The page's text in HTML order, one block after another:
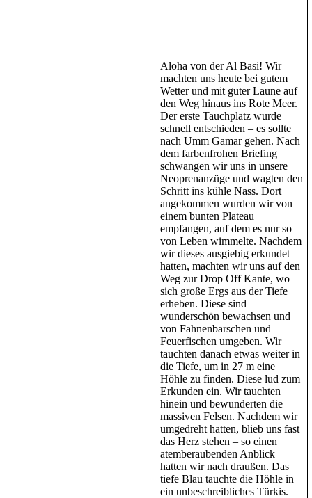
Aloha von der Al Basi! Wir
machten uns heute bei gutem
Wetter und mit guter Laune auf
den Weg hinaus ins Rote Meer.
Der erste Tauchplatz wurde
schnell entschieden – es sollte
nach Umm Gamar gehen. Nach
dem farbenfrohen Briefing
schwangen wir uns in unsere
Neoprenanzüge und wagten den
Schritt ins kühle Nass. Dort
angekommen wurden wir von
einem bunten Plateau
empfangen, auf dem es nur so
von Leben wimmelte. Nachdem
wir dieses ausgiebig erkundet
hatten, machten wir uns auf den
Weg zur Drop Off Kante, wo
sich große Ergs aus der Tiefe
erheben. Diese sind
wunderschön bewachsen und
von Fahnenbarschen und
Feuerfischen umgeben. Wir
tauchten danach etwas weiter in
die Tiefe, um in 27 m eine
Höhle zu finden. Diese lud zum
Erkunden ein. Wir tauchten
hinein und bewunderten die
massiven Felsen. Nachdem wir
umgedreht hatten, blieb uns fast
das Herz stehen – so einen
atemberaubenden Anblick
hatten wir nach draußen. Das
tiefe Blau tauchte die Höhle in
ein unbeschreibliches Türkis.